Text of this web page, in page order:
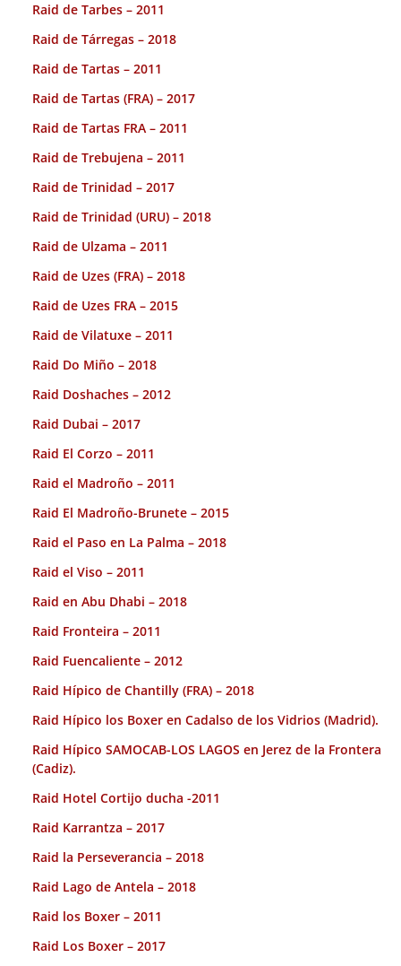
Raid de Tarbes – 2011
Raid de Tárregas – 2018
Raid de Tartas – 2011
Raid de Tartas (FRA) – 2017
Raid de Tartas FRA – 2011
Raid de Trebujena – 2011
Raid de Trinidad – 2017
Raid de Trinidad (URU) – 2018
Raid de Ulzama – 2011
Raid de Uzes (FRA) – 2018
Raid de Uzes FRA – 2015
Raid de Vilatuxe – 2011
Raid Do Miño – 2018
Raid Doshaches – 2012
Raid Dubai – 2017
Raid El Corzo – 2011
Raid el Madroño – 2011
Raid El Madroño-Brunete – 2015
Raid el Paso en La Palma – 2018
Raid el Viso – 2011
Raid en Abu Dhabi – 2018
Raid Fronteira – 2011
Raid Fuencaliente – 2012
Raid Hípico de Chantilly (FRA) – 2018
Raid Hípico los Boxer en Cadalso de los Vidrios (Madrid).
Raid Hípico SAMOCAB-LOS LAGOS en Jerez de la Frontera
(Cadiz).
Raid Hotel Cortijo ducha -2011
Raid Karrantza – 2017
Raid la Perseverancia – 2018
Raid Lago de Antela – 2018
Raid los Boxer – 2011
Raid Los Boxer – 2017